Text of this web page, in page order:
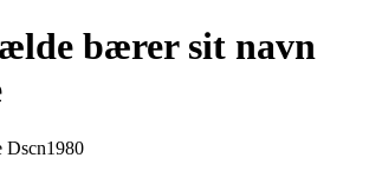
bærer sit navn